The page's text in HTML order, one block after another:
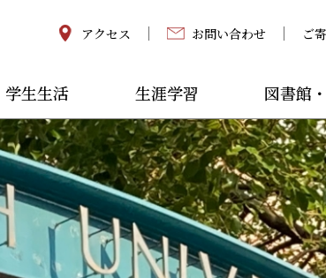
アクセス お問い合わせ ご
学生生活 生涯学習 図書館